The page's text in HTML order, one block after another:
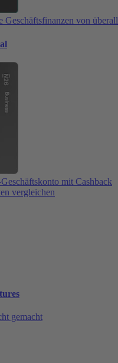
Geschäftsfinanzen von überall
mit Cashback
vergleichen
gemacht